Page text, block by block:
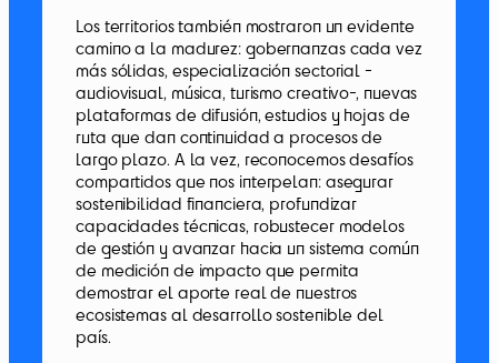
Los territorios también mostraron un evidente
camino a la madurez: gobernanzas cada vez
más sólidas, especialización sectorial -
audiovisual, música, turismo creativo-, nuevas
plataformas de difusión, estudios y hojas de
ruta que dan continuidad a procesos de
largo plazo. A la vez, reconocemos desafíos
compartidos que nos interpelan: asegurar
sostenibilidad financiera, profundizar
capacidades técnicas, robustecer modelos
de gestión y avanzar hacia un sistema común
de medición de impacto que permita
demostrar el aporte real de nuestros
ecosistemas al desarrollo sostenible del
país.